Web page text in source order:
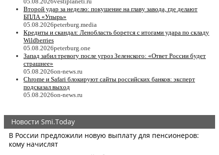
Второй удар за неделю: покушение на главу завода, где делают
БПЛА «Упырь»
05.08.2026peterburg.media
Кредиты и скандал: Ленобласть борется с итогами удара по складу
Wildberries
05.08.2026peterburg.one
Запад забил тревогу после угроз Зеленского: «Ответ России будет
страшнее»
05.08.2026on-news.ru
Chrome и Safari блокируют сайты российских банков: эксперт
подсказал выход
05.08.2026on-news.ru